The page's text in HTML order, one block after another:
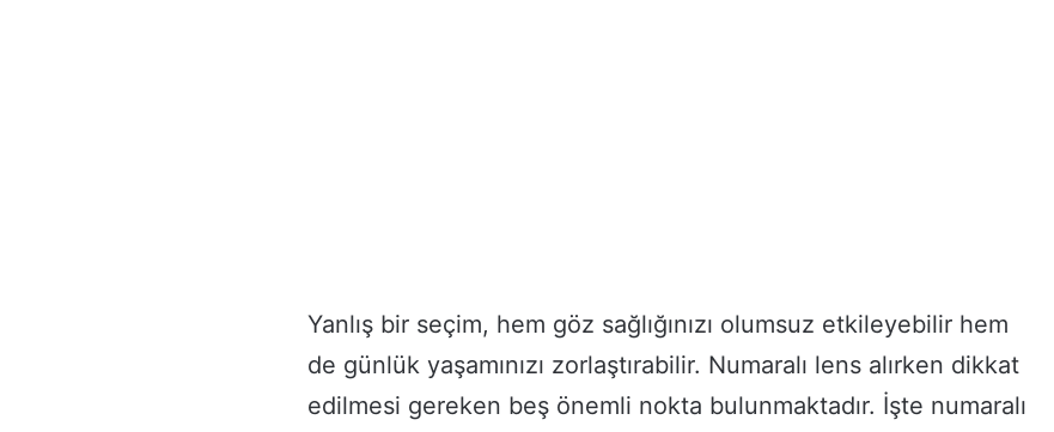
Yanlış bir seçim, hem göz sağlığınızı olumsuz etkileyebilir hem
de günlük yaşamınızı zorlaştırabilir. Numaralı lens alırken dikkat
edilmesi gereken beş önemli nokta bulunmaktadır. İşte numaralı